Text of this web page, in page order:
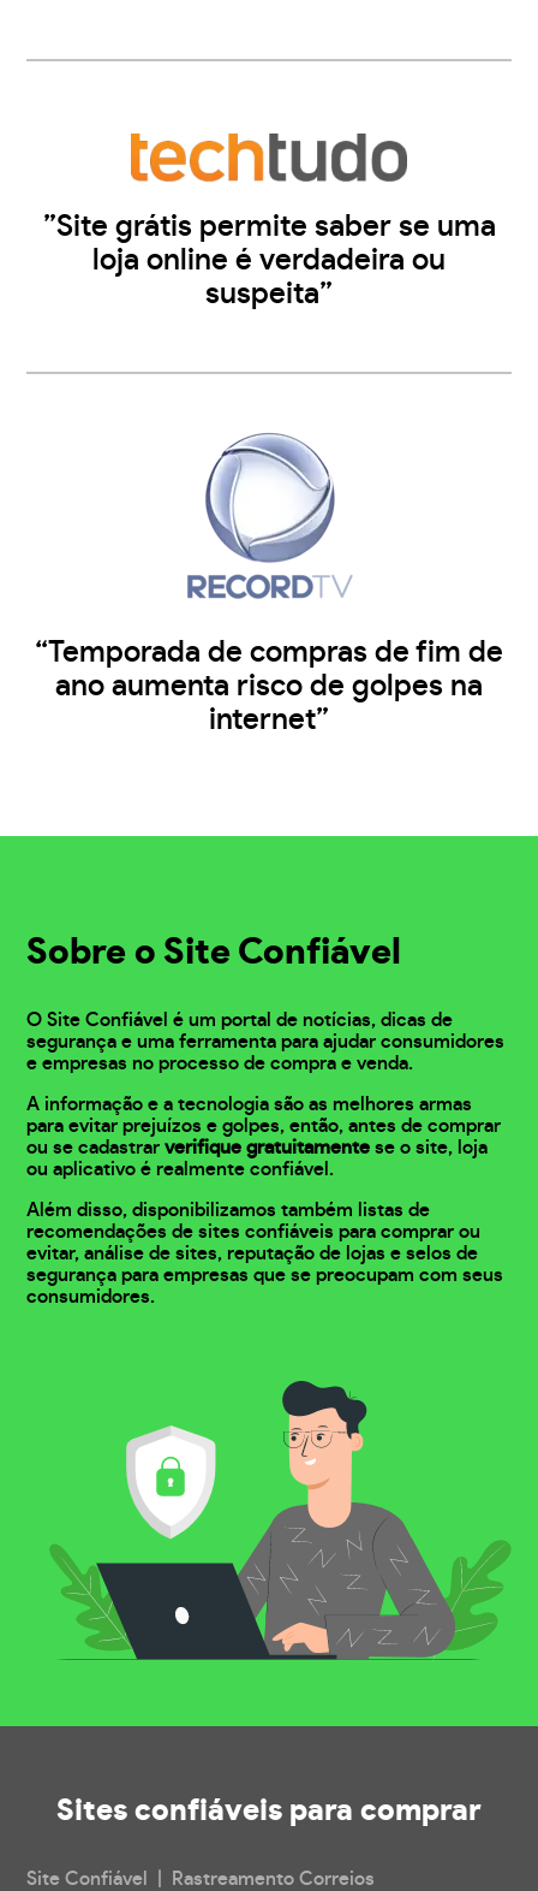
”Site grátis permite saber se uma
loja online é verdadeira ou
suspeita”
“Temporada de compras de fim de
ano aumenta risco de golpes na
internet”
Sobre o Site Confiável
O Site Confiável é um portal de notícias, dicas de
segurança e uma ferramenta para ajudar consumidores
e empresas no processo de compra e venda.
A informação e a tecnologia são as melhores armas
para evitar prejuízos e golpes, então, antes de comprar
ou se cadastrarverifique gratuitamente se o site, loja
ou aplicativo é realmente confiável.
Além disso, disponibilizamos também listas de
recomendações de sites confiáveis para comprar ou
evitar, análise de sites, reputação de lojas e selos de
segurança para empresas que se preocupam com seus
consumidores.
Sites confiáveis para comprar
Site Confiável | Rastreamento Correios